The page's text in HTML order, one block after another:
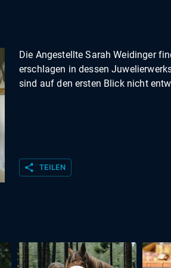
Die Angestellte Sarah Weidinger
erschlagen in dessen
sind auf den ersten Blick nicht
share TEILEN